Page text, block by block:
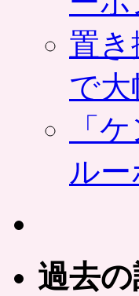
置
で
「
ルー
過去